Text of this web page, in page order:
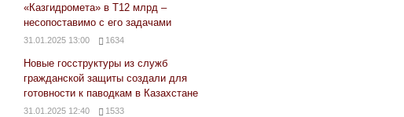
«Казгидромета» в Т12 млрд –
несопоставимо с его задачами
31.01.2025 13:00 1634
Новые госструктуры из служб
гражданской защиты создали для
готовности к паводкам в Казахстане
31.01.2025 12:40 1533